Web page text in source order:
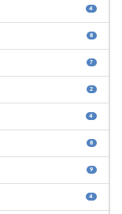
4
8
7
2
4
8
9
4